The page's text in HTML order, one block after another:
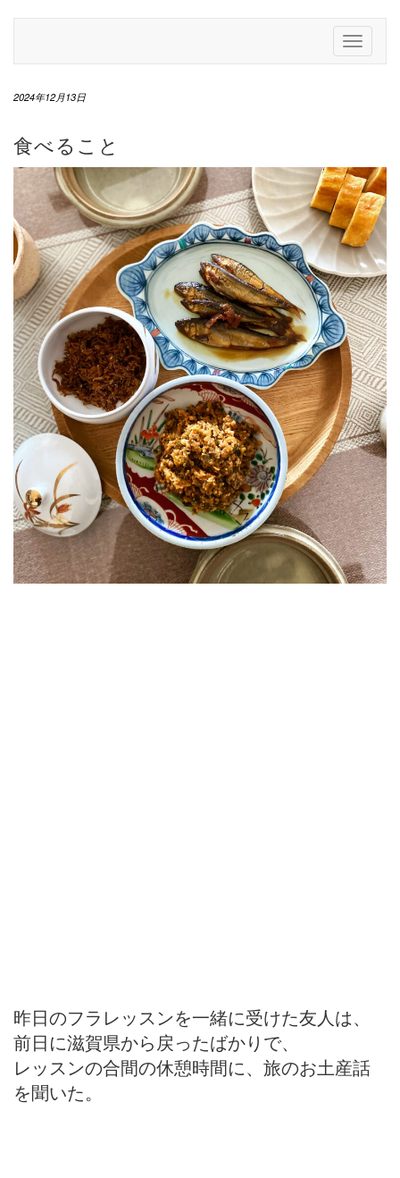
Toggle
2024年12月13日
食べること
昨日のフラレッスンを一緒に受けた友人は、
前日に滋賀県から戻ったばかりで、
レッスンの合間の休憩時間に、旅のお土産話
を聞いた。